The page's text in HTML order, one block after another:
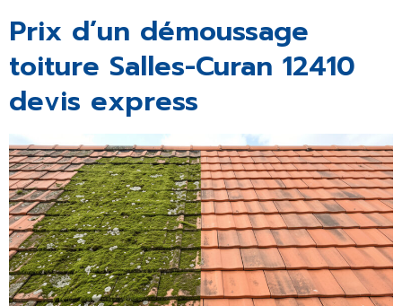
Prix d’un démoussage
toiture Salles-Curan 12410
devis express